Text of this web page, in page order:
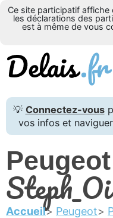
Ce site participatif
les déclarations des
est à même de vous
💡 Connectez-vous
vos infos et
Accueil Peugeot